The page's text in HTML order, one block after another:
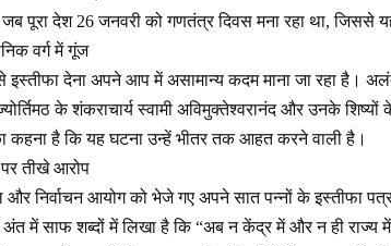
पूरा देश 26 जनवरी को गणतंत्र दिवस मना रहा था, जिससे
वर्ग में गूंज
देना अपने आप में असामान्य कदम माना जा रहा है।
के शंकराचार्य स्वामी अविमुक्तेश्वरानंद और उनके
कहना है कि यह घटना उन्हें भीतर तक आहत करने वाली है।
पर तीखे आरोप
और निर्वाचन आयोग को भेजे गए अपने सात पन्नों के इस्तीफा
में साफ शब्दों में लिखा है कि “अब न केंद्र में और न ही राज्य